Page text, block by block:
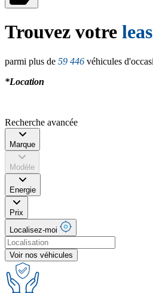
Trouvez votre
parmi plus de 59 446 véhicules
*Location
Recherche avancée
Marque
Modèle
Energie
Prix
Localisez-moi
Voir nos véhicules